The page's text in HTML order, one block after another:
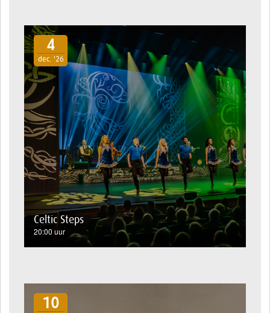
4
dec. '26
Celtic Steps
20:00 uur
10